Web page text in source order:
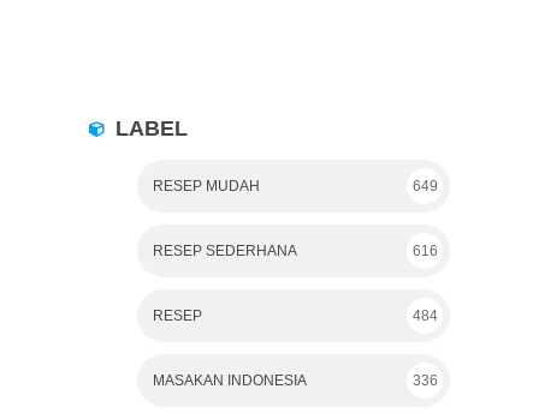
LABEL
RESEP MUDAH 649
RESEP SEDERHANA 616
RESEP 484
MASAKAN INDONESIA 336